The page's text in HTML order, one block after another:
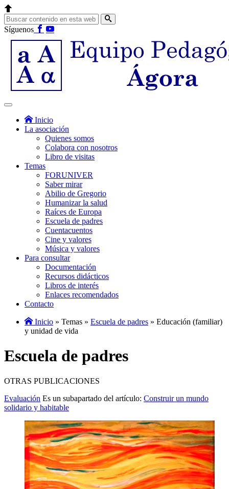
Síguenos
Inicio
La asociación
Quienes somos
Colabora con nosotros
Libro de visitas
Temas
FORUNIVER
Saber mirar
Abilio de Gregorio
Humanizar la salud
Raíces de Europa
Escuela de padres
Cuentacuentos
Cine y valores
Música y valores
Para consultar
Documentación
Recursos didácticos
Libros de interés
Enlaces recomendados
Contacto
Inicio » Temas » Escuela de padres » Educación (familiar)
y unidad de vida
Escuela de padres
OTRAS PUBLICACIONES
Evaluación Es un subapartado del artículo: Construir un mundo
solidario y habitable